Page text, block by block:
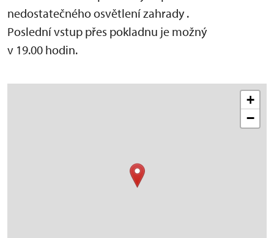
nedostatečného osvětlení zahrady .
Poslední vstup přes pokladnu je možný
v 19.00 hodin.
+
−